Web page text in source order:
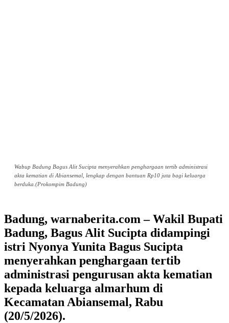
Wabup Badung Bagus Alit Sucipta menyerahkan penghargaan tertib administrasi
akta kematian di Abiansemal, lengkap dengan bantuan Rp10 juta bagi keluarga
berduka.(Prokompim Badung)
Badung, warnaberita.com – Wakil Bupati
Badung, Bagus Alit Sucipta didampingi
istri Nyonya Yunita Bagus Sucipta
menyerahkan penghargaan tertib
administrasi pengurusan akta kematian
kepada keluarga almarhum di
Kecamatan Abiansemal, Rabu
(20/5/2026).